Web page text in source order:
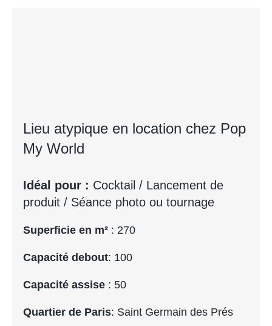
Lieu atypique en location chez Pop
My World
Idéal pour : Cocktail / Lancement de
produit / Séance photo ou tournage
Superficie en m² : 270
Capacité debout: 100
Capacité assise : 50
Quartier de Paris: Saint Germain des Prés